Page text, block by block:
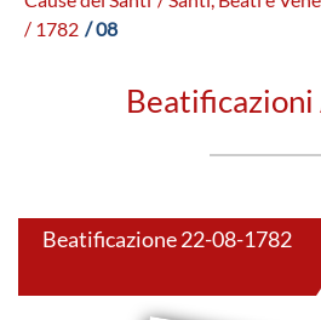
/ 1782 / 08
Beatificazioni
Beatificazione 22-08-1782